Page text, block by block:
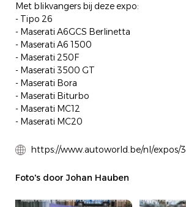
Met blikvangers bij deze expo:
- Tipo 26
- Maserati A6GCS Berlinetta
- Maserati A6 1500
- Maserati 250F
- Maserati 3500 GT
- Maserati Bora
- Maserati Biturbo
- Maserati MC12
- Maserati MC20
https://www.autoworld.be/nl/expos/
Foto's door Johan Hauben